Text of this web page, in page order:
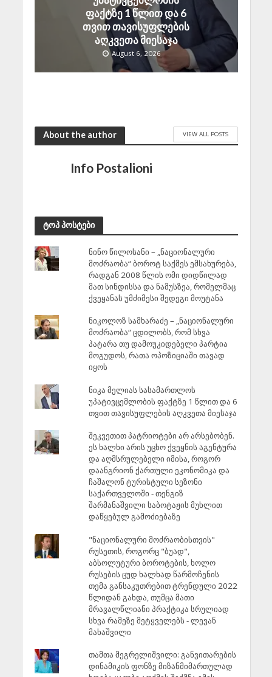
ფაქტზე 1 წლით და 6
თვით თავისუფლების
აღკვეთა მიესაჯა
August 6, 2026
About the author VIEW ALL POSTS
Info Postalioni
ტოპ პოსტები
ნინო წილოსანი – „ნაციონალური
მოძრაობა“ ბოროტ საქმეს ემსახურება,
რადგან 2008 წლის ომი დიდწილად
მათ სინდისსა და ნამუსზეა, რომელმაც
ქვეყანას უმძიმესი შედეგი მოუტანა
ნიკოლოზ სამხარაძე – „ნაციონალური
მოძრაობა“ ცდილობს, რომ სხვა
პატარა თუ დამოუკიდებელი პარტია
მოგუდოს, რათა ოპოზიციაში თავად
იყოს
ნიკა მელიას სასამართლოს
უპატივცემლობის ფაქტზე 1 წლით და 6
თვით თავისუფლების აღკვეთა მიესაჯა
შეკვეთით პატრიოტები არ არსებობენ.
ეს ხალხი არის უცხო ქვეყნის აგენტურა
და აღმსრულებელი იმისა, როგორ
დაანგრიონ ქართული ეკონომიკა და
ჩაშალონ ტურისტული სეზონი
საქართველოში - თენგიზ
შარმანაშვილი საბოტაჟის მუხლით
დაწყებულ გამოძიებაზე
"ნაციონალური მოძრაობისთვის"
რუსეთის, როგორც "ბუად",
აბსოლუტური ბოროტების, ხოლო
რუსების ცუდ ხალხად წარმოჩენის
თემა განსაკუთრებით ტრენდული 2022
წლიდან გახდა, თუმცა მათი
მრავალწლიანი პრაქტიკა სრულიად
სხვა რამეზე მეტყველებს - ლევან
მახაშვილი
თამთა მეგრელიშვილი: განვითარების
დინამიკის ფონზე მიზანმიმართულად